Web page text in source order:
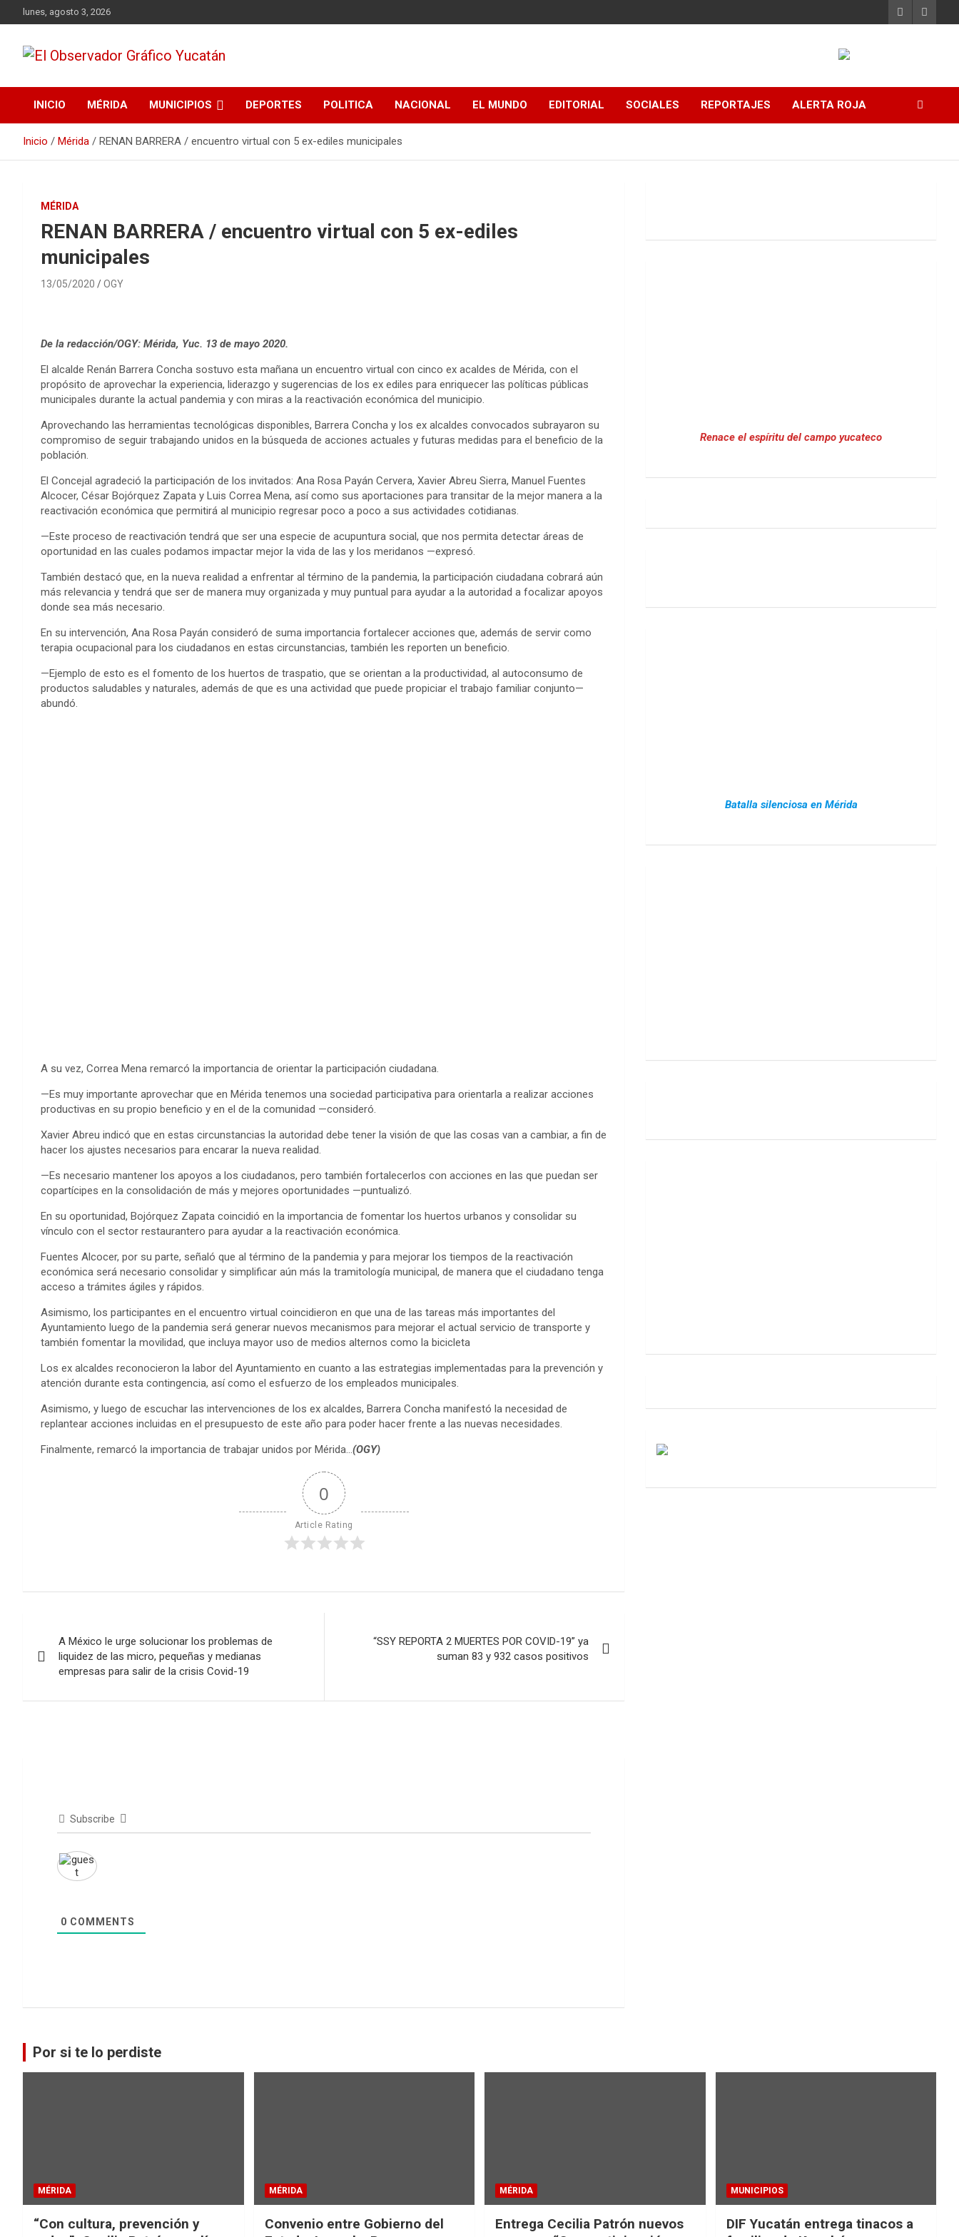
Saltar
al
lunes, agosto 3, 2026
El Observador Gráfico
Yucatán
INICIO MÉRIDA MUNICIPIOS DEPORTES POLITICA NACIONAL EL MUNDO EDITORIAL SOCIALES REPORTAJES ALERTA ROJA
Inicio Mérida RENAN BARRERA / encuentro virtual con 5 ex-ediles municipales
MÉRIDA
RENAN BARRERA / encuentro virtual con 5 ex-ediles
municipales
13/05/2020 OGY
De la redacción/OGY: Mérida, Yuc. 13 de mayo 2020.
El alcalde Renán Barrera Concha sostuvo esta mañana un encuentro virtual con cinco ex acaldes de Mérida, con el
propósito de aprovechar la experiencia, liderazgo y sugerencias de los ex ediles para enriquecer las políticas públicas
municipales durante la actual pandemia y con miras a la reactivación económica del municipio.
Aprovechando las herramientas tecnológicas disponibles, Barrera Concha y los ex alcaldes convocados subrayaron su
compromiso de seguir trabajando unidos en la búsqueda de acciones actuales y futuras medidas para el beneficio de la
población.
El Concejal agradeció la participación de los invitados: Ana Rosa Payán Cervera, Xavier Abreu Sierra, Manuel Fuentes
Alcocer, César Bojórquez Zapata y Luis Correa Mena, así como sus aportaciones para transitar de la mejor manera a la
reactivación económica que permitirá al municipio regresar poco a poco a sus actividades cotidianas.
—Este proceso de reactivación tendrá que ser una especie de acupuntura social, que nos permita detectar áreas de
oportunidad en las cuales podamos impactar mejor la vida de las y los meridanos —expresó.
También destacó que, en la nueva realidad a enfrentar al término de la pandemia, la participación ciudadana cobrará aún
más relevancia y tendrá que ser de manera muy organizada y muy puntual para ayudar a la autoridad a focalizar apoyos
donde sea más necesario.
En su intervención, Ana Rosa Payán consideró de suma importancia fortalecer acciones que, además de servir como
terapia ocupacional para los ciudadanos en estas circunstancias, también les reporten un beneficio.
—Ejemplo de esto es el fomento de los huertos de traspatio, que se orientan a la productividad, al autoconsumo de
productos saludables y naturales, además de que es una actividad que puede propiciar el trabajo familiar conjunto—
abundó.
A su vez, Correa Mena remarcó la importancia de orientar la participación ciudadana.
—Es muy importante aprovechar que en Mérida tenemos una sociedad participativa para orientarla a realizar acciones
productivas en su propio beneficio y en el de la comunidad —consideró.
Xavier Abreu indicó que en estas circunstancias la autoridad debe tener la visión de que las cosas van a cambiar, a fin de
hacer los ajustes necesarios para encarar la nueva realidad.
—Es necesario mantener los apoyos a los ciudadanos, pero también fortalecerlos con acciones en las que puedan ser
copartícipes en la consolidación de más y mejores oportunidades —puntualizó.
En su oportunidad, Bojórquez Zapata coincidió en la importancia de fomentar los huertos urbanos y consolidar su
vínculo con el sector restaurantero para ayudar a la reactivación económica.
Fuentes Alcocer, por su parte, señaló que al término de la pandemia y para mejorar los tiempos de la reactivación
económica será necesario consolidar y simplificar aún más la tramitología municipal, de manera que el ciudadano tenga
acceso a trámites ágiles y rápidos.
Asimismo, los participantes en el encuentro virtual coincidieron en que una de las tareas más importantes del
Ayuntamiento luego de la pandemia será generar nuevos mecanismos para mejorar el actual servicio de transporte y
también fomentar la movilidad, que incluya mayor uso de medios alternos como la bicicleta
Los ex alcaldes reconocieron la labor del Ayuntamiento en cuanto a las estrategias implementadas para la prevención y
atención durante esta contingencia, así como el esfuerzo de los empleados municipales.
Asimismo, y luego de escuchar las intervenciones de los ex alcaldes, Barrera Concha manifestó la necesidad de
replantear acciones incluidas en el presupuesto de este año para poder hacer frente a las nuevas necesidades.
Finalmente, remarcó la importancia de trabajar unidos por Mérida…(OGY)
0
Article Rating
de
entradas
A México le urge solucionar los problemas de
liquidez de las micro, pequeñas y medianas
empresas para salir de la crisis Covid-19
“SSY REPORTA 2 MUERTES POR COVID-19” ya
suman 83 y 932 casos positivos
Subscribe
0 COMMENTS
Renace el espíritu del campo yucateco
Batalla silenciosa en Mérida
Por si te lo perdiste
MÉRIDA
“Con cultura, prevención y
MÉRIDA
Convenio entre Gobierno del
MÉRIDA
Entrega Cecilia Patrón nuevos
MUNICIPIOS
DIF Yucatán entrega tinacos a